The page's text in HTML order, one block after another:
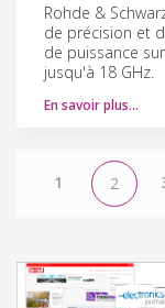
Rohde &
de précision et
de puissance
jusqu'à 18 GHz.
En savoir plus…
1 2